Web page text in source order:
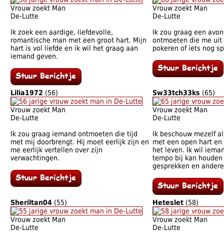
Vrouw zoekt Man
De-Lutte
Ik zoek een aardige, liefdevolle,
romantische man met een groot hart. Mijn
hart is vol liefde en ik wil het graag aan
iemand geven.
Vrouw zoekt Man
De-Lutte
Ik zou graag een
ontmoeten die me uit
pokeren of iets nog
Lilia1972 (56)
Vrouw zoekt Man
De-Lutte
Ik zou graag iemand ontmoeten die tijd
met mij doorbrengt. Hij moet eerlijk zijn en
me eerlijk vertellen over zijn
verwachtingen.
Sw33tch33ks (65)
Vrouw zoekt Man
De-Lutte
Ik beschouw mezelf
met een open hart
het leven. Ik wil
tempo bij kan
gesprekken en
Sheriltan04 (55)
Vrouw zoekt Man
De-Lutte
Heteslet (58)
Vrouw zoekt Man
De-Lutte